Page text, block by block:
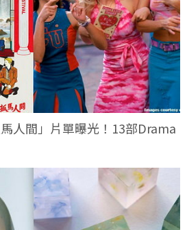
人間」片單曝光！13部Drama